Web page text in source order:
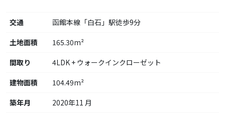
交通
函館本線「白石」駅徒歩9分
土地面積
165.30m²
間取り
4LDK + ウォークインクローゼット
建物面積
104.49m²
築年月
2020年11 月